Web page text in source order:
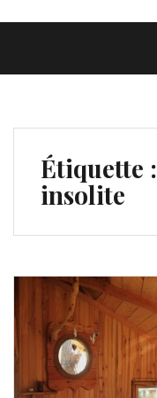
Étiquette :
insolite